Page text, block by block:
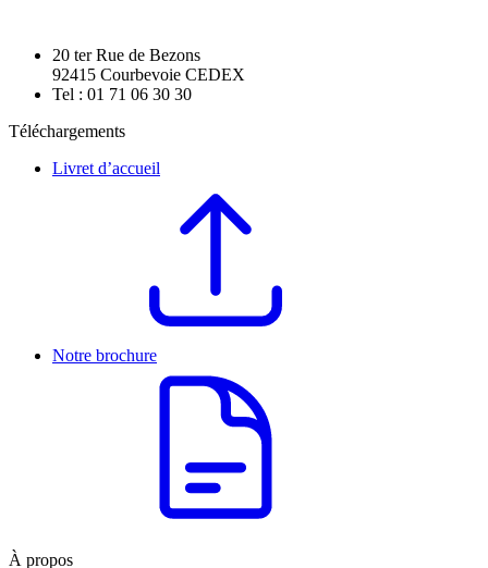
20 ter Rue de Bezons
92415 Courbevoie CEDEX
Tel : 01 71 06 30 30
Téléchargements
Livret d’accueil
Notre brochure
À propos